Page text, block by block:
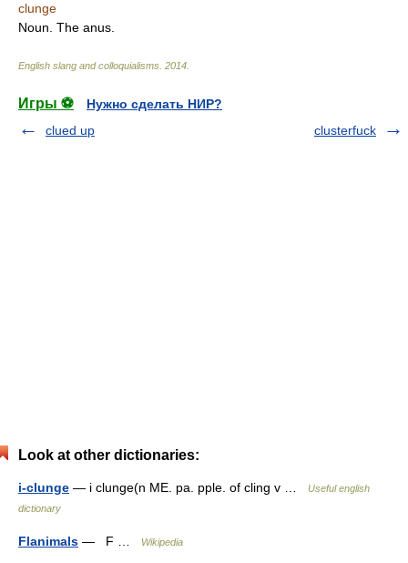
clunge
Noun. The anus.
English slang and colloquialisms 2014
Игры ⚽
Нужно сделать НИР?
clued up
clusterfuck
Look at other dictionaries:
i-clunge — i clunge(n ME. pa. pple. of cling v …
Useful english
dictionary
Flanimals — F … Wikipedia